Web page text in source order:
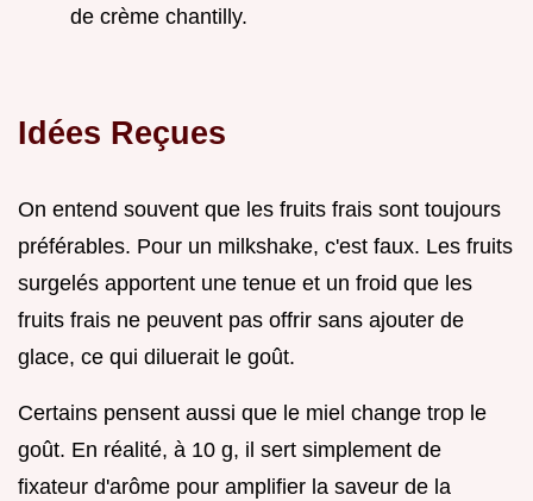
de crème chantilly.
Idées Reçues
On entend souvent que les fruits frais sont toujours
préférables. Pour un milkshake, c'est faux. Les fruits
surgelés apportent une tenue et un froid que les
fruits frais ne peuvent pas offrir sans ajouter de
glace, ce qui diluerait le goût.
Certains pensent aussi que le miel change trop le
goût. En réalité, à 10 g, il sert simplement de
fixateur d'arôme pour amplifier la saveur de la